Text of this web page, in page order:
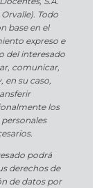
Todo
base en el
expreso e
del interesado
comunicar,
en su caso,
los
podrá
derechos de
de datos por